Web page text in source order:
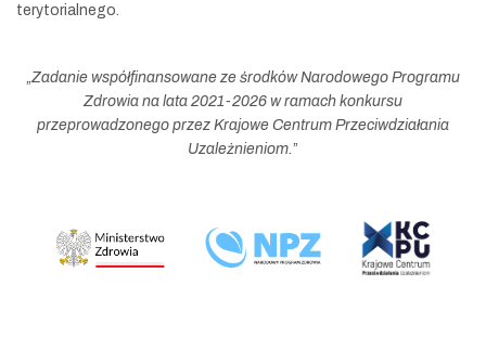
terytorialnego.
Zadanie współfinansowane ze środków Narodowego Programu
Zdrowia na lata 2021-2026 w ramach konkursu
przeprowadzonego przez Krajowe Centrum Przeciwdziałania
Uzależnieniom. ”